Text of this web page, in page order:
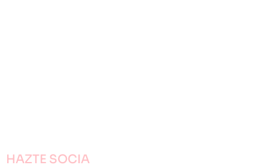
HAZTE SOCIA